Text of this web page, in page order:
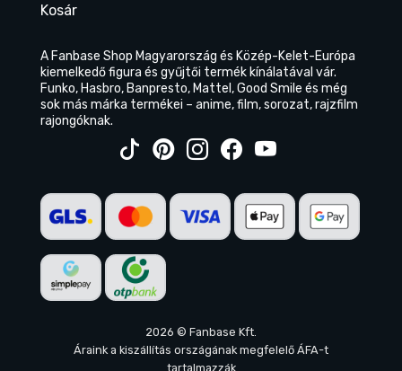
Kosár
A Fanbase Shop Magyarország és Közép-Kelet-Európa
kiemelkedő figura és gyűjtői termék kínálatával vár.
Funko, Hasbro, Banpresto, Mattel, Good Smile és még
sok más márka termékei – anime, film, sorozat, rajzfilm
rajongóknak.
2026 © Fanbase Kft.
Áraink a kiszállítás országának megfelelő ÁFA-t
tartalmazzák